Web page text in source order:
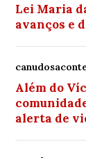
Lei Maria
avanços e
Além do
alerta de